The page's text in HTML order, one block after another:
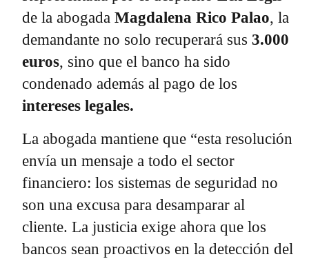
de la abogada Magdalena Rico Palao, la
demandante no solo recuperará sus 3.000
euros, sino que el banco ha sido
condenado además al pago de los
intereses legales.
La abogada mantiene que “esta resolución
envía un mensaje a todo el sector
financiero: los sistemas de seguridad no
son una excusa para desamparar al
cliente. La justicia exige ahora que los
bancos sean proactivos en la detección del